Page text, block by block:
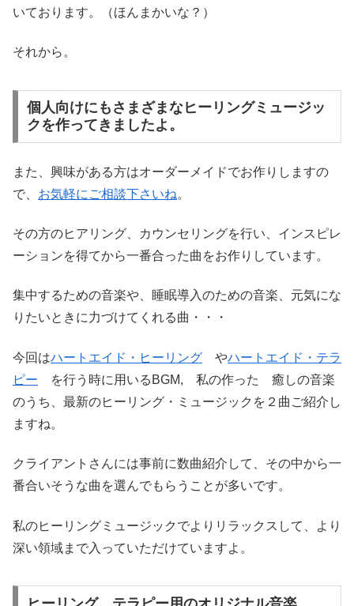
いております。（ほんまかいな？）
それから。
個人向けにもさまざまなヒーリングミュージッ
クを作ってきましたよ。
また、興味がある方はオーダーメイドでお作りしますの
で、 お気軽にご相談下さいね。
その方のヒアリング、カウンセリングを行い、インスピレ
ーションを得てから一番合った曲をお作りしています。
集中するための音楽や、睡眠導入のための音楽、元気にな
りたいときに力づけてくれる曲・・・
今回はハートエイド・ヒーリング やハートエイド・テラ
ピー を行う時に用いるBGM, 私の作った 癒しの音楽
のうち、最新のヒーリング・ミュージックを２曲ご紹介し
ますね。
クライアントさんには事前に数曲紹介して、その中から一
番合いそうな曲を選んでもらうことが多いです。
私のヒーリングミュージックでよりリラックスして、より
深い領域まで入っていただけていますよ。